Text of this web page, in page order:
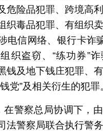
危险品犯罪、跨境高
织毒品犯罪、有组织
电信网络、银行卡诈
织盗窃、“练功券”
钱及地下钱庄犯罪、
党”及相关衍生的犯罪
在警察总局协调下，由
法警察局联合执行警